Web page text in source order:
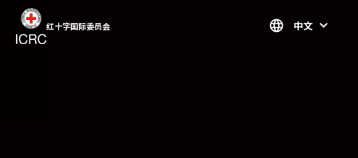
跳至主要内容
红十字国际委员会 中文